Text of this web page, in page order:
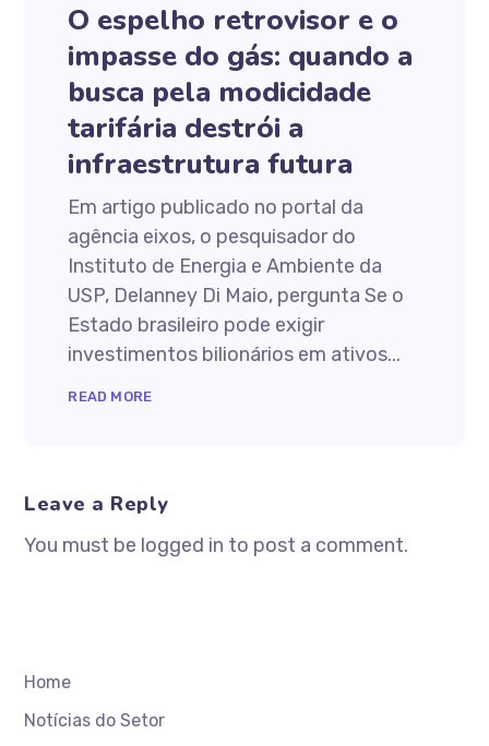
O espelho retrovisor e o
impasse do gás: quando a
busca pela modicidade
tarifária destrói a
infraestrutura futura
Em artigo publicado no portal da
agência eixos, o pesquisador do
Instituto de Energia e Ambiente da
USP, Delanney Di Maio, pergunta Se o
Estado brasileiro pode exigir
investimentos bilionários em ativos...
READ MORE
Leave a Reply
You must be logged in to post a comment.
Home
Notícias do Setor